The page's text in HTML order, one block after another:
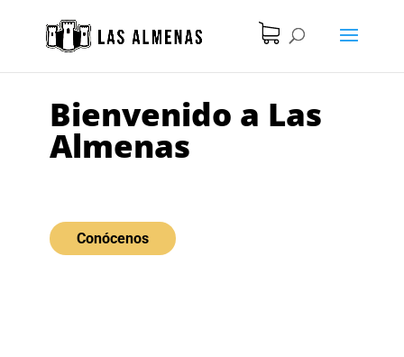
Bienvenido a Las
Almenas
Conócenos